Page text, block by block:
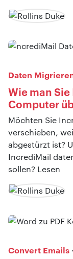
Daten
Wie man
Computer
Möchten Sie
verschieben,
abgestürzt ist?
IncrediMail
sollen? Lesen
Convert Emails